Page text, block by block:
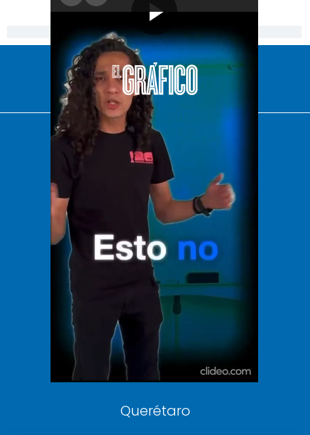
[Publicidad]
El Universal
Vive USA
Clase
De 10 sports
DeDinero
Confabulario
Aviso Oportuno
Consultas
Querétaro